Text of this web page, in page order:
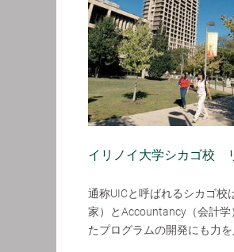
イリノイ大学シカゴ校
通称UICと呼ばれるシカゴ校
家）とAccountancy（会計
たプログラムの開発にも力